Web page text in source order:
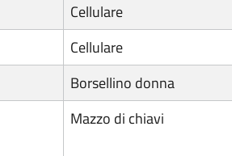
Cellulare
Cellulare
Borsellino donna
Mazzo di chiavi